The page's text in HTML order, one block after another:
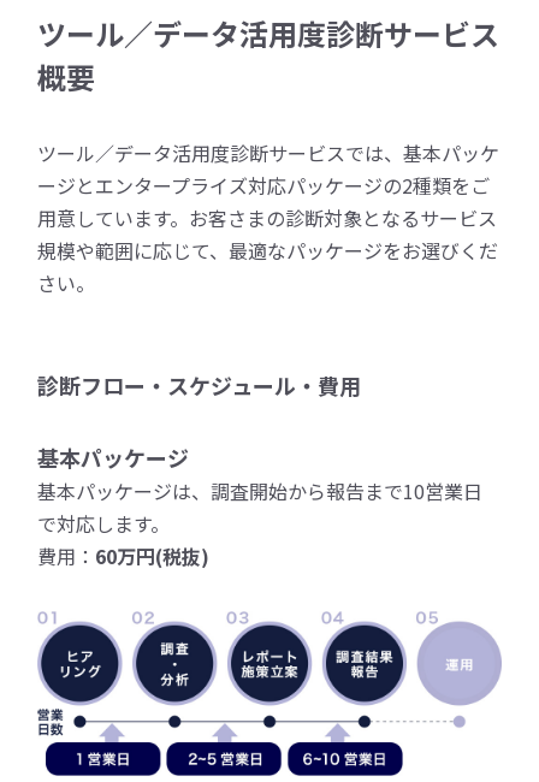
ツール／データ活用度診断サービス
概要
ツール／データ活用度診断サービスでは、基本パッケ
ージとエンタープライズ対応パッケージの2種類をご
用意しています。お客さまの診断対象となるサービス
規模や範囲に応じて、最適なパッケージをお選びくだ
さい。
診断フロー・スケジュール・費用
基本パッケージ
基本パッケージは、調査開始から報告まで10営業日
で対応します。
費用： 60万円(税抜)